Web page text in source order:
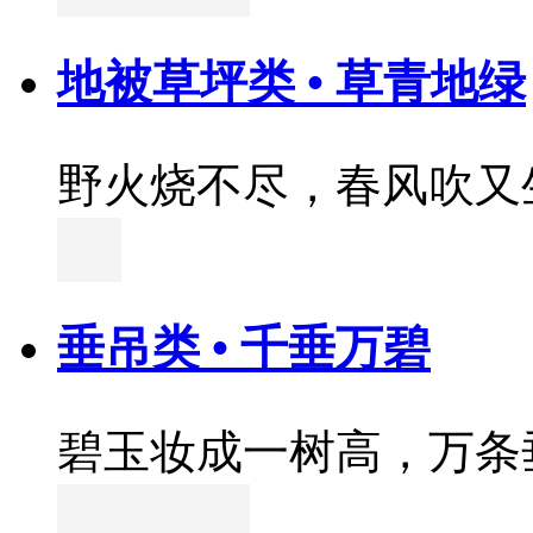
地被草坪类 • 草青地绿
野火烧不尽，春风吹又
垂吊类 • 千垂万碧
碧玉妆成一树高，万